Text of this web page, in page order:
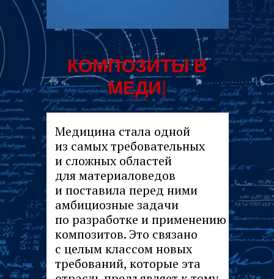
КОМПОЗИТЫ В
МЕДИЦИНЕ|
Медицина стала одной
из самых требовательных
и сложных областей
для материаловедов
и поставила перед ними
амбициозные задачи
по разработке и применению
композитов. Это связано
с целым классом новых
требований, которые эта